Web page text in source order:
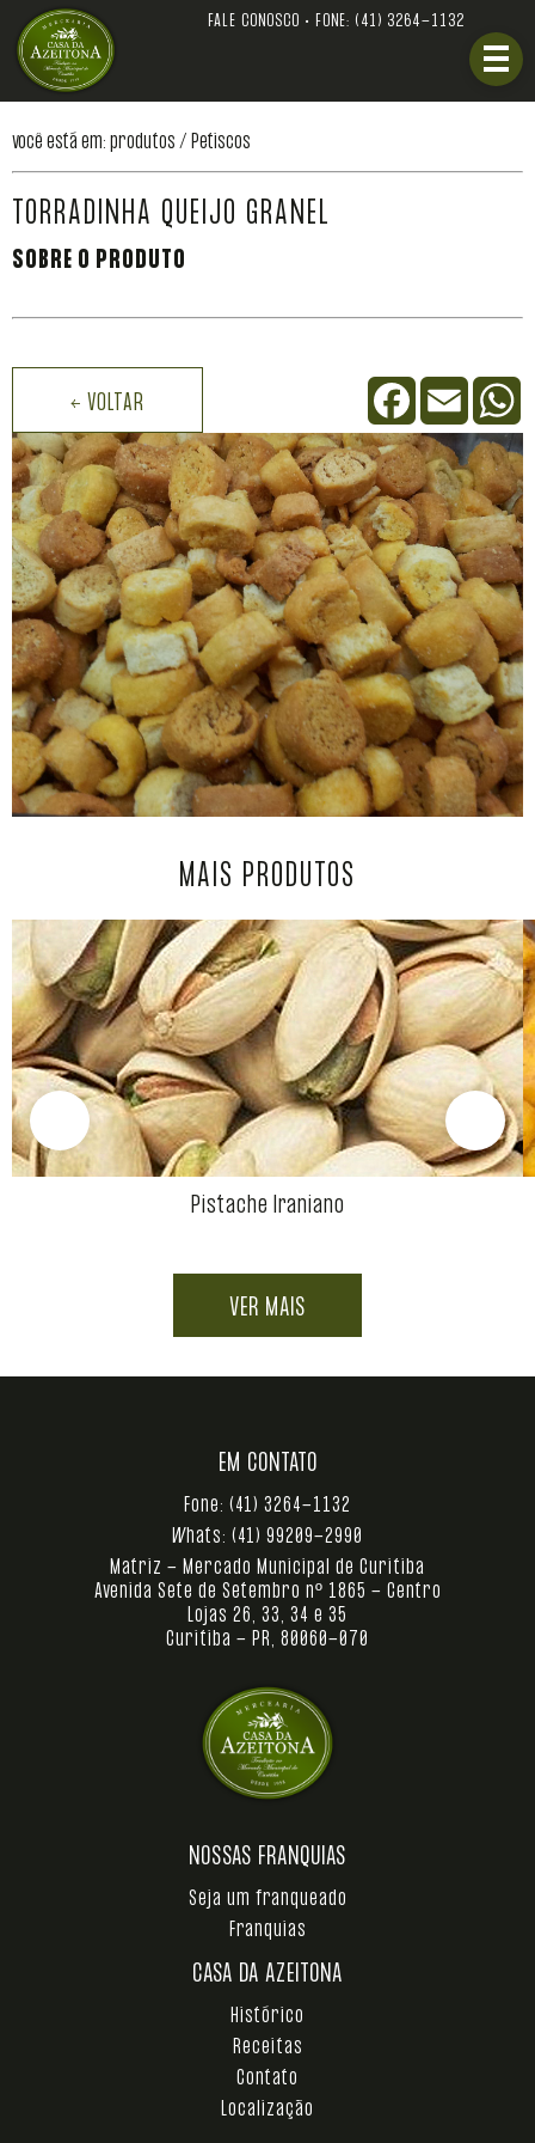
FALE CONOSCO • FONE: (41) 3264-1132
você está em: produtos / Petiscos
TORRADINHA QUEIJO GRANEL
SOBRE O PRODUTO
← VOLTAR
FacebookEmail
MAIS PRODUTOS
Pistache Iraniano
VER MAIS
CASA DA AZEITONA
Histórico
Receitas
Contato
Localização
NOSSAS FRANQUIAS
Seja um franqueado
Franquias
EM CONTATO
Fone: (41) 3264-1132
Whats: (41) 99209-2990
Matriz - Mercado Municipal de Curitiba
Avenida Sete de Setembro nº 1865 - Centro
Lojas 26, 33, 34 e 35
Curitiba - PR, 80060-070